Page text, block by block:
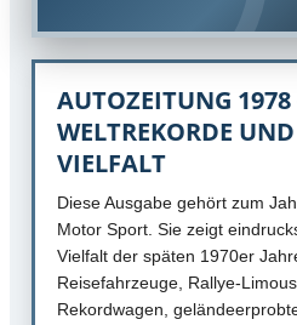
AUTOZEITUNG
WELTREKORDE
VIELFALT
Diese Ausgabe gehört zum
Motor Sport. Sie zeigt
Vielfalt der späten 1970er
Reisefahrzeuge, Rallye-
Rekordwagen,